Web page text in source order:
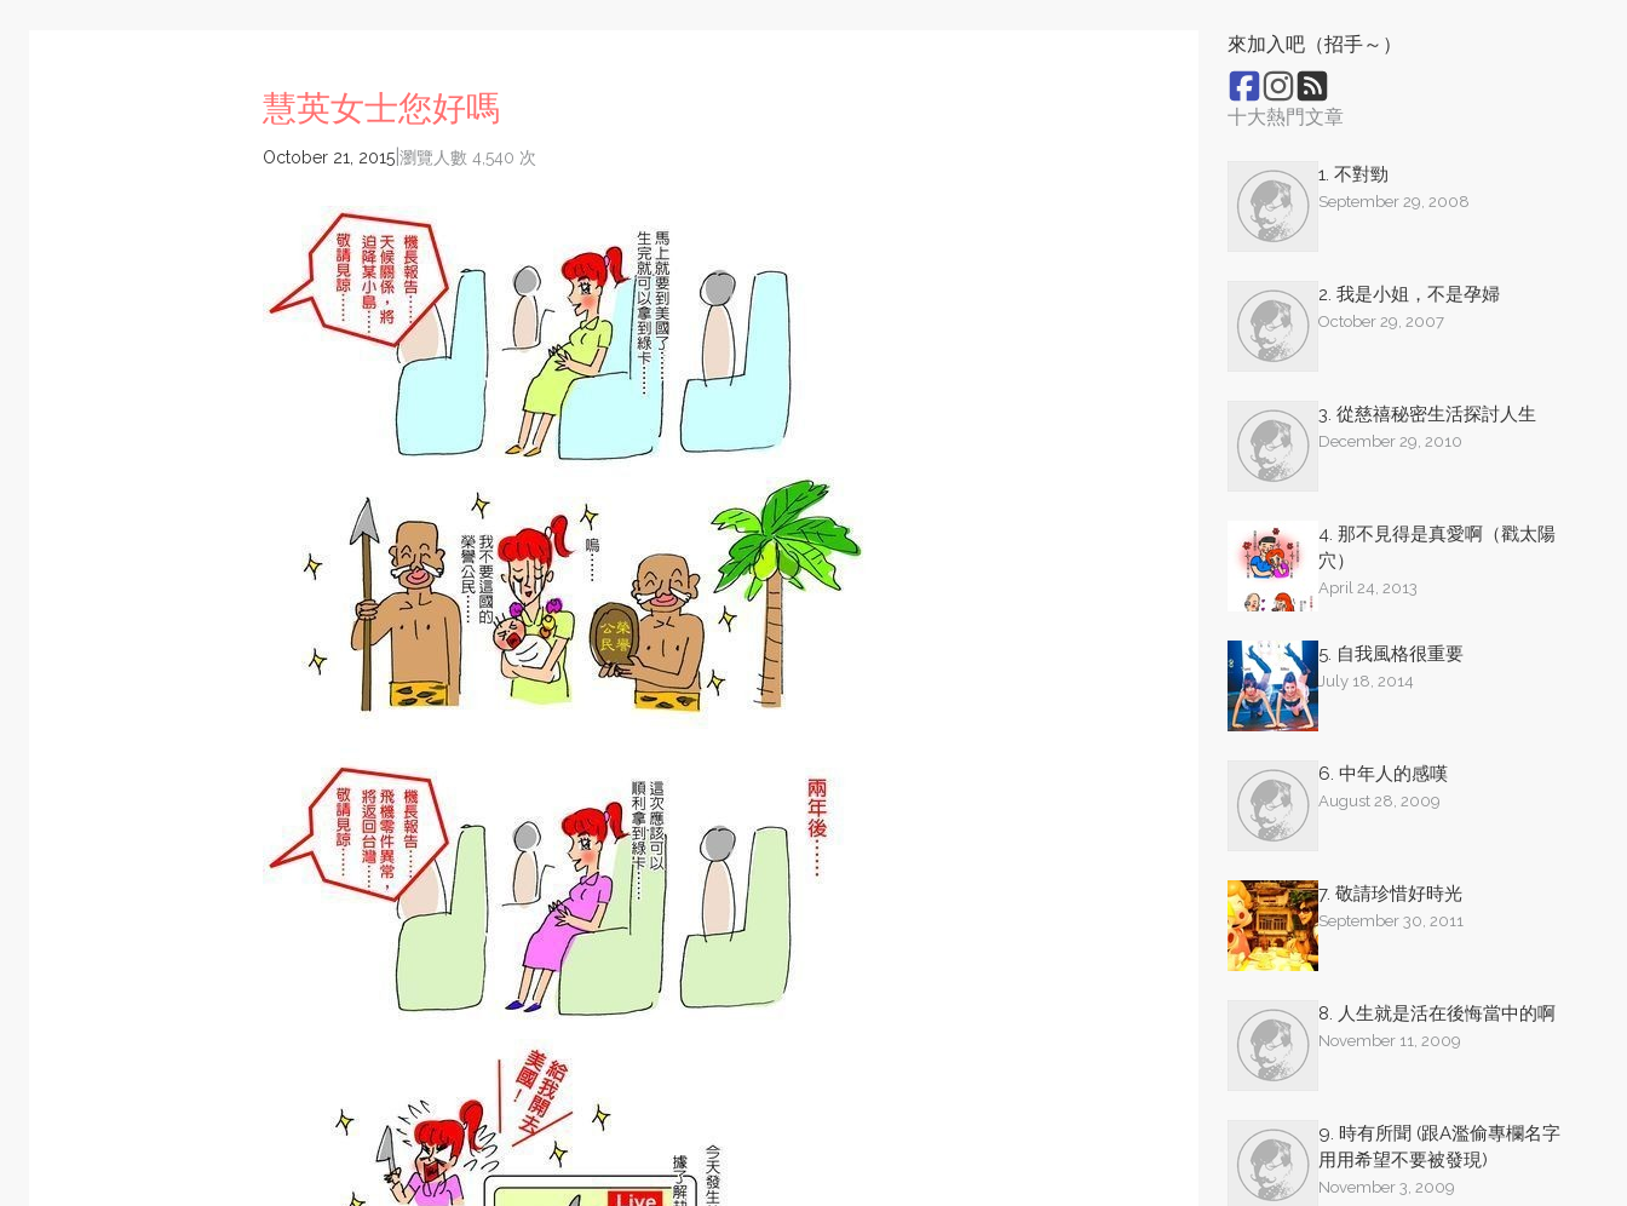
慧英女士您好嗎
October 21, 2015 瀏覽人數 4,540 次
來加入吧（招手～）
十大熱門文章
1. 不對勁
September 29, 2008
2. 我是小姐，不是孕婦
October 29, 2007
3. 從慈禧秘密生活探討人生
December 29, 2010
4. 那不見得是真愛啊（戳太陽
穴）
April 24, 2013
5. 自我風格很重要
July 18, 2014
6. 中年人的感嘆
August 28, 2009
7. 敬請珍惜好時光
September 30, 2011
8. 人生就是活在後悔當中的啊
November 11, 2009
9. 時有所聞 (跟A濫偷專欄名字
用用希望不要被發現)
November 3, 2009